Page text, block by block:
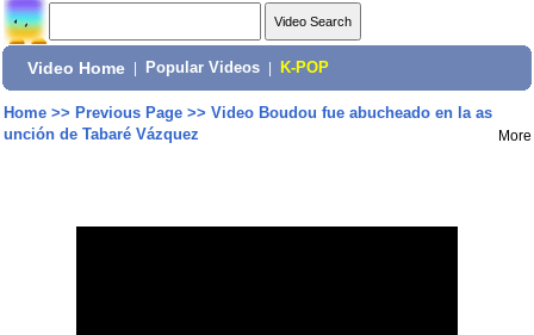
Video Home Popular Videos K-POP
Home>> Previous Page>> Video Boudou fue abucheado en la as
unción de Tabaré Vázquez
More